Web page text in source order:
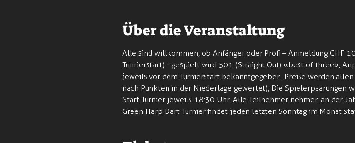
Über die Veranstaltung
Alle sind willkommen, ob Anfänger oder Profi – Anmeldung CHF
Tunrierstart) - gespielt wird 501 (Straight Out) «best of three»,
jeweils vor dem Turnierstart bekanntgegeben. Preise werden
nach Punkten in der Niederlage gewertet), Die Spielerpaarungen
Start Turnier jeweils 18:30 Uhr. Alle Teilnehmer nehmen an der
Green Harp Dart Turnier findet jeden letzten Sonntag im Monat